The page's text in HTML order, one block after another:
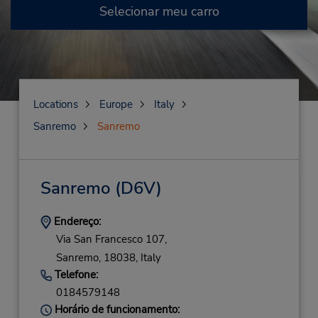
Selecionar meu carro
Locations Europe
Italy
Sanremo
Sanremo
Sanremo (D6V)
Endereço:
Via San Francesco 107,
Sanremo, 18038, Italy
Telefone:
0184579148
Horário de funcionamento: